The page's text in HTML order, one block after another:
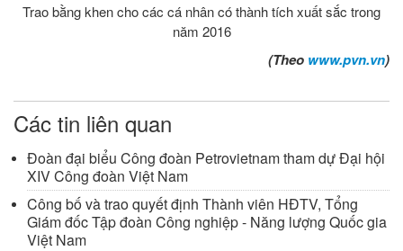
Trao bằng khen cho các cá nhân có thành tích xuất sắc trong
năm 2016
(Theo www.pvn.vn)
Các tin liên quan
Đoàn đại biểu Công đoàn Petrovietnam tham dự Đại hội
XIV Công đoàn Việt Nam
Công bố và trao quyết định Thành viên HĐTV, Tổng
Giám đốc Tập đoàn Công nghiệp - Năng lượng Quốc gia
Việt Nam